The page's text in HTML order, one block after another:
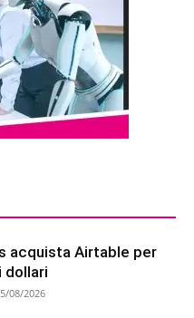
acquista Airtable per
dollari
08/2026